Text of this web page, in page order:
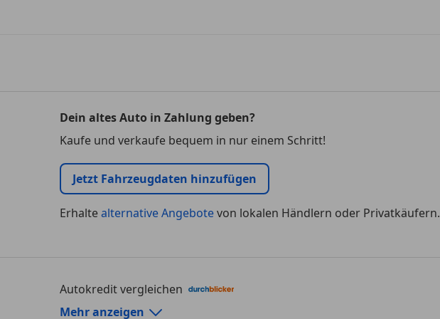
Dein altes Auto in Zahlung geben?
Kaufe und verkaufe bequem in nur einem Schritt!
Jetzt Fahrzeugdaten hinzufügen
Erhaltealternative Angebotevon lokalen Händlern oder Privatkäufern.
Autokredit vergleichen
Autokredit-Rechner von durchblicker.at
Mehr anzeigen